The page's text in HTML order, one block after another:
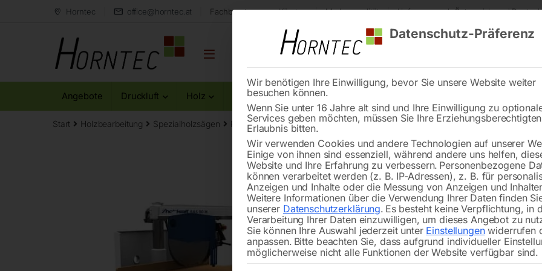
Horntec office@horntec.at Fachberatung aus Kärnten Markenqualität Lieferung nach Österreich und
Angebote Druckluft Holz Metall Reinigung
Start Holzbearbeitung Spezialholzsägen Radialarmsäge RAS 90 H
🔍
Zum Ablängen und Besäumen von
Datenschutz-Präferenz
Wir benötigen Ihre Einwilligung, bevor Sie unsere Website weiter
besuchen können.
Wenn Sie unter 16 Jahre alt sind und Ihre Einwilligung zu
Services geben möchten, müssen Sie Ihre
Erlaubnis bitten.
Wir verwenden Cookies und andere Technologien auf unserer
Einige von ihnen sind essenziell, während andere uns helfen,
Website und Ihre Erfahrung zu verbessern. Personenbezogene
können verarbeitet werden (z. B. IP-Adressen), z. B. für
Anzeigen und Inhalte oder die Messung von Anzeigen und
Weitere Informationen über die Verwendung Ihrer Daten finden
unserer Datenschutzerklärung. Es besteht keine Verpflichtung, in
Verarbeitung Ihrer Daten einzuwilligen, um dieses Angebot zu
Sie können Ihre Auswahl jederzeit unter Einstellungenwiderrufen
anpassen. Bitte beachten Sie, dass aufgrund individueller
möglicherweise nicht alle Funktionen der Website verfügbar sind.